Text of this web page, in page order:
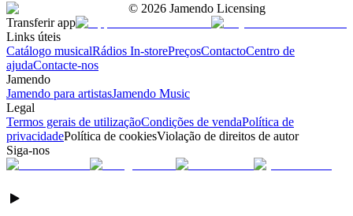
© 2026 Jamendo Licensing
Transferir app
Links úteis
Catálogo musicalRádios In-storePreçosContactoCentro de
ajudaContacte-nos
Jamendo
Jamendo para artistasJamendo Music
Legal
Termos gerais de utilizaçãoCondições de vendaPolítica de
privacidadePolítica de cookiesViolação de direitos de autor
Siga-nos